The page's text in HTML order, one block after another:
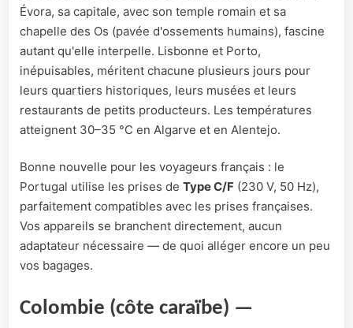
Évora, sa capitale, avec son temple romain et sa
chapelle des Os (pavée d'ossements humains), fascine
autant qu'elle interpelle. Lisbonne et Porto,
inépuisables, méritent chacune plusieurs jours pour
leurs quartiers historiques, leurs musées et leurs
restaurants de petits producteurs. Les températures
atteignent 30–35 °C en Algarve et en Alentejo.
Bonne nouvelle pour les voyageurs français : le
Portugal utilise les prises de Type C/F (230 V, 50 Hz),
parfaitement compatibles avec les prises françaises.
Vos appareils se branchent directement, aucun
adaptateur nécessaire — de quoi alléger encore un peu
vos bagages.
Colombie (côte caraïbe) —